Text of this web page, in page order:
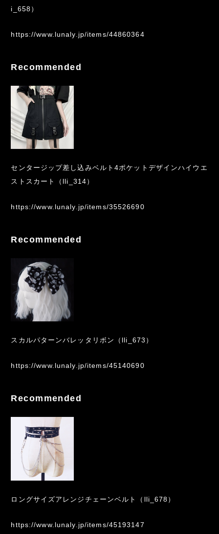
i_658）
https://www.lunaly.jp/items/44860364
Recommended
センタージップ差し込みベルト4ポケットデザインハイウエ
ストスカート（lli_314）
https://www.lunaly.jp/items/35526690
Recommended
スカルパターンバレッタリボン（lli_673）
https://www.lunaly.jp/items/45140690
Recommended
ロングサイズアレンジチェーンベルト（lli_678）
https://www.lunaly.jp/items/45193147